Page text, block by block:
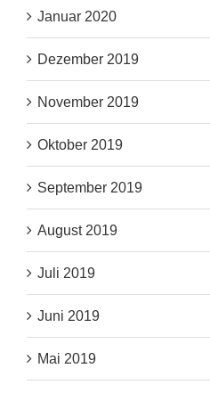
Januar 2020
Dezember 2019
November 2019
Oktober 2019
September 2019
August 2019
Juli 2019
Juni 2019
Mai 2019